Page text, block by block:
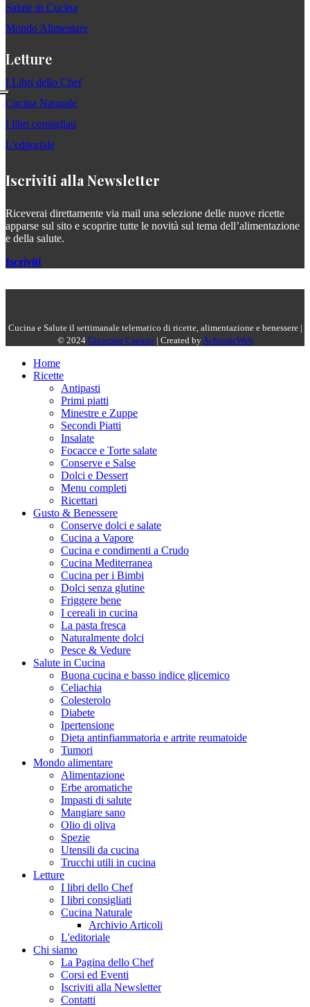
Salute in Cucina
Mondo Alimentare
Letture
I Libri dello Chef
Cucina Naturale
I libri consigliati
L'editoriale
Iscriviti alla Newsletter
Riceverai direttamente via mail una selezione delle nuove ricette
apparse sul sito e scoprire tutte le novità sul tema dell’alimentazione
e della salute.
Iscriviti
Cucina e Salute il settimanale telematico di ricette, alimentazione e benessere |
© 2024 Giuseppe Capano | Created byAchromeWeb
Home
Ricette
Antipasti
Primi piatti
Minestre e Zuppe
Secondi Piatti
Insalate
Focacce e Torte salate
Conserve e Salse
Dolci e Dessert
Menu completi
Ricettari
Gusto & Benessere
Conserve dolci e salate
Cucina a Vapore
Cucina e condimenti a Crudo
Cucina Mediterranea
Cucina per i Bimbi
Dolci senza glutine
Friggere bene
I cereali in cucina
La pasta fresca
Naturalmente dolci
Pesce & Vedure
Salute in Cucina
Buona cucina e basso indice glicemico
Celiachia
Colesterolo
Diabete
Ipertensione
Dieta antinfiammatoria e artrite reumatoide
Tumori
Mondo alimentare
Alimentazione
Erbe aromatiche
Impasti di salute
Mangiare sano
Olio di oliva
Spezie
Utensili da cucina
Trucchi utili in cucina
Letture
I libri dello Chef
I libri consigliati
Cucina Naturale
Archivio Articoli
L'editoriale
Chi siamo
La Pagina dello Chef
Corsi ed Eventi
Iscriviti alla Newsletter
Contatti